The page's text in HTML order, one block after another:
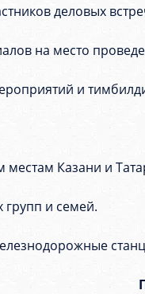
деловых
на место
и
Казани и
и семей.